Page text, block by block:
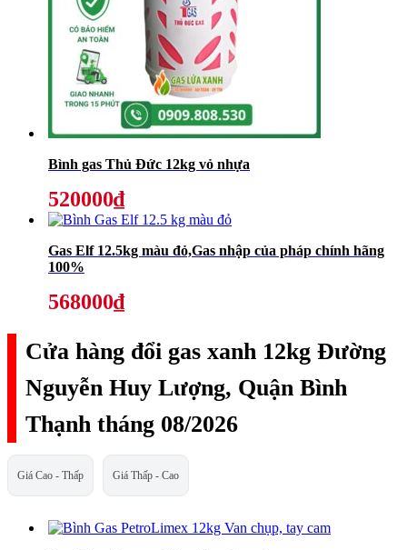
Bình gas Thủ Đức 12kg vỏ nhựa
520000₫
Gas Elf 12.5kg màu đỏ,Gas nhập của pháp chính hãng
100%
568000₫
Cửa hàng đổi gas xanh 12kg Đường
Nguyễn Huy Lượng, Quận Bình
Thạnh tháng 08/2026
Giá Cao - Thấp Giá Thấp - Cao